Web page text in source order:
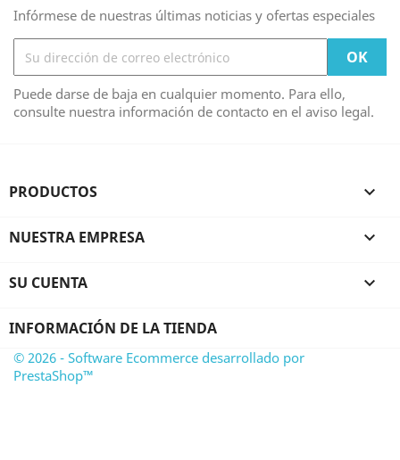
Infórmese de nuestras últimas noticias y ofertas especiales
Puede darse de baja en cualquier momento. Para ello,
consulte nuestra información de contacto en el aviso legal.
PRODUCTOS 
NUESTRA EMPRESA 
SU CUENTA 
INFORMACIÓN DE LA TIENDA
© 2026 - Software Ecommerce desarrollado por
PrestaShop™